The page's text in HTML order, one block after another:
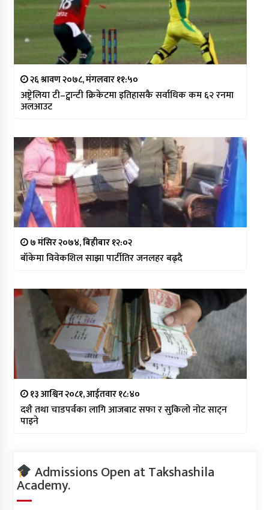
२६ श्रावण २०७८, मंगलवार ११:५०
अष्ट्रेलिया टी–ट्वान्टी क्रिकेटमा इतिहासकै सर्वाधिक कम ६२ रनमा
अलआउट
७ मंसिर २०७४, बिहीबार १२:०२
बाँकेमा विवेकशिल साझा पार्टीतिर जनलहर बढ्दै
१३ आश्विन २०८१, आईतवार १८:४०
दशै तथा चाडपर्वका लागि आजबाट सफा र सुकिलो नोट साट्न
पाइने
Admissions Open at Takshashila
Academy.